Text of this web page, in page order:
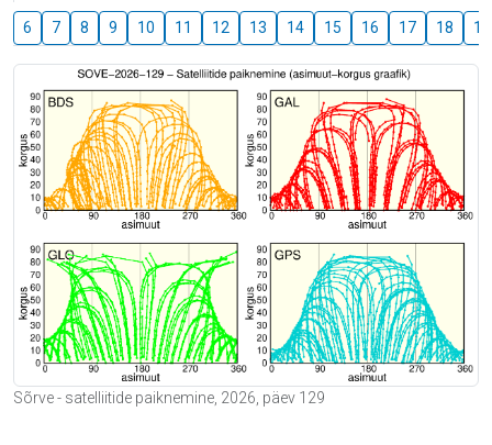
6 7 8 9 10 11 12 13 14 15 16 17 18 19
Sõrve - satelliitide paiknemine, 2026, päev 129